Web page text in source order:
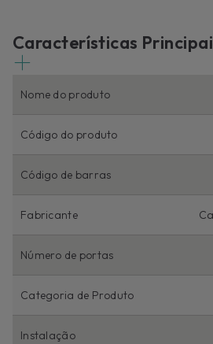
Características
Nome do produto
Código do produto
Código de barras
Fabricante
Número de portas
Categoria de Produto
Instalação